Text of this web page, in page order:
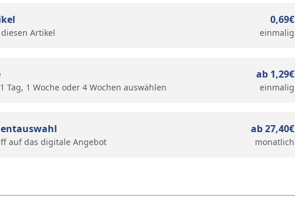
Artikel
0,69€
einmalig
Tag, 1 Woche oder 4 Wochen auswählen
ab 1,29€
einmalig
auf das digitale Angebot
ab 27,40€
monatlich